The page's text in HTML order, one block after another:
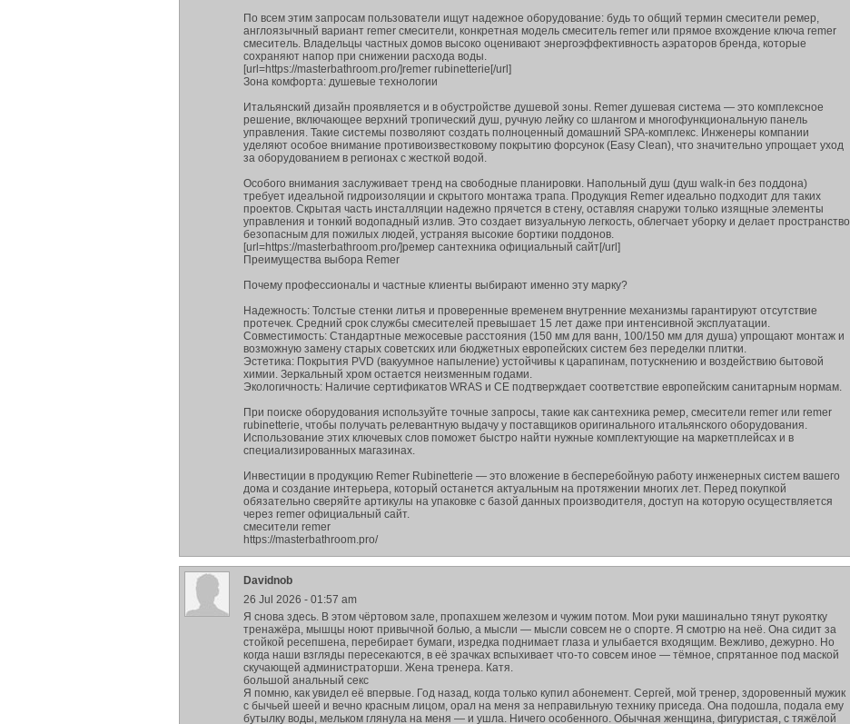
По всем этим запросам пользователи ищут надежное оборудование: будь то общий термин смесители ремер,
англоязычный вариант remer смесители, конкретная модель смеситель remer или прямое вхождение ключа remer
смеситель. Владельцы частных домов высоко оценивают энергоэффективность аэраторов бренда, которые
сохраняют напор при снижении расхода воды.
[url=https://masterbathroom.pro/]remer rubinetterie[/url]
Зона комфорта: душевые технологии
Итальянский дизайн проявляется и в обустройстве душевой зоны. Remer душевая система — это комплексное
решение, включающее верхний тропический душ, ручную лейку со шлангом и многофункциональную панель
управления. Такие системы позволяют создать полноценный домашний SPA-комплекс. Инженеры компании
уделяют особое внимание противоизвестковому покрытию форсунок (Easy Clean), что значительно упрощает уход
за оборудованием в регионах с жесткой водой.
Особого внимания заслуживает тренд на свободные планировки. Напольный душ (душ walk-in без поддона)
требует идеальной гидроизоляции и скрытого монтажа трапа. Продукция Remer идеально подходит для таких
проектов. Скрытая часть инсталляции надежно прячется в стену, оставляя снаружи только изящные элементы
управления и тонкий водопадный излив. Это создает визуальную легкость, облегчает уборку и делает пространство
безопасным для пожилых людей, устраняя высокие бортики поддонов.
[url=https://masterbathroom.pro/]ремер сантехника официальный сайт[/url]
Преимущества выбора Remer
Почему профессионалы и частные клиенты выбирают именно эту марку?
Надежность: Толстые стенки литья и проверенные временем внутренние механизмы гарантируют отсутствие
протечек. Средний срок службы смесителей превышает 15 лет даже при интенсивной эксплуатации.
Совместимость: Стандартные межосевые расстояния (150 мм для ванн, 100/150 мм для душа) упрощают монтаж и
возможную замену старых советских или бюджетных европейских систем без переделки плитки.
Эстетика: Покрытия PVD (вакуумное напыление) устойчивы к царапинам, потускнению и воздействию бытовой
химии. Зеркальный хром остается неизменным годами.
Экологичность: Наличие сертификатов WRAS и CE подтверждает соответствие европейским санитарным нормам.
При поиске оборудования используйте точные запросы, такие как сантехника ремер, смесители remer или remer
rubinetterie, чтобы получать релевантную выдачу у поставщиков оригинального итальянского оборудования.
Использование этих ключевых слов поможет быстро найти нужные комплектующие на маркетплейсах и в
специализированных магазинах.
Инвестиции в продукцию Remer Rubinetterie — это вложение в бесперебойную работу инженерных систем вашего
дома и создание интерьера, который останется актуальным на протяжении многих лет. Перед покупкой
обязательно сверяйте артикулы на упаковке с базой данных производителя, доступ на которую осуществляется
через remer официальный сайт.
смесители remer
https://masterbathroom.pro/
Davidnob
26 Jul 2026 - 01:57 am
Я снова здесь. В этом чёртовом зале, пропахшем железом и чужим потом. Мои руки машинально тянут рукоятку
тренажёра, мышцы ноют привычной болью, а мысли — мысли совсем не о спорте. Я смотрю на неё. Она сидит за
стойкой ресепшена, перебирает бумаги, изредка поднимает глаза и улыбается входящим. Вежливо, дежурно. Но
когда наши взгляды пересекаются, в её зрачках вспыхивает что-то совсем иное — тёмное, спрятанное под маской
скучающей администраторши. Жена тренера. Катя.
большой анальный секс
Я помню, как увидел её впервые. Год назад, когда только купил абонемент. Сергей, мой тренер, здоровенный мужик
с бычьей шеей и вечно красным лицом, орал на меня за неправильную технику приседа. Она подошла, подала ему
бутылку воды, мельком глянула на меня — и ушла. Ничего особенного. Обычная женщина, фигуристая, с тяжёлой